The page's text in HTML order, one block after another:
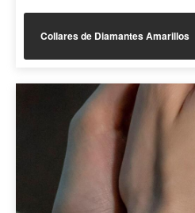
Collares de Diamantes Amarillos